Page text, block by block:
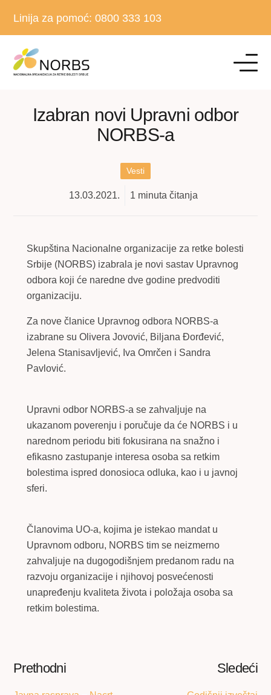
Linija za pomoć: 0800 333 103
Izabran novi Upravni odbor
NORBS-a
Vesti
13.03.2021. 1 minuta čitanja
Skupština Nacionalne organizacije za retke bolesti
Srbije (NORBS) izabrala je novi sastav Upravnog
odbora koji će naredne dve godine predvoditi
organizaciju.
Za nove članice Upravnog odbora NORBS-a
izabrane su Olivera Jovović, Biljana Đorđević,
Jelena Stanisavljević, Iva Omrčen i Sandra
Pavlović.
Upravni odbor NORBS-a se zahvaljuje na
ukazanom poverenju i poručuje da će NORBS i u
narednom periodu biti fokusirana na snažno i
efikasno zastupanje interesa osoba sa retkim
bolestima ispred donosioca odluka, kao i u javnoj
sferi.
Članovima UO-a, kojima je istekao mandat u
Upravnom odboru, NORBS tim se neizmerno
zahvaljuje na dugogodišnjem predanom radu na
razvoju organizacije i njihovoj posvećenosti
unapređenju kvaliteta života i položaja osoba sa
retkim bolestima.
Prethodni Sledeći